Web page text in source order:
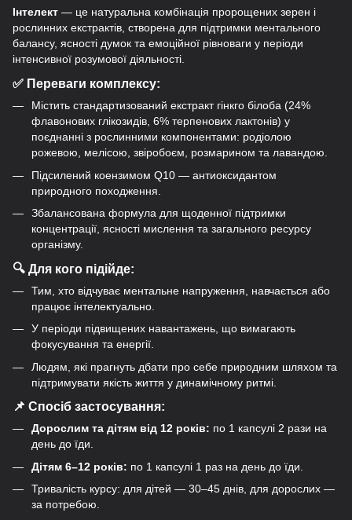
Інтелект — це натуральна комбінація пророщених зерен і
рослинних екстрактів, створена для підтримки ментального
балансу, ясності думок та емоційної рівноваги у періоди
інтенсивної розумової діяльності.
✅ Переваги комплексу:
Містить стандартизований екстракт гінкго білоба (24%
флавонових глікозидів, 6% терпенових лактонів) у
поєднанні з рослинними компонентами: родіолою
рожевою, мелісою, звіробоєм, розмарином та лавандою.
Підсилений коензимом Q10 — антиоксидантом
природного походження.
Збалансована формула для щоденної підтримки
концентрації, ясності мислення та загального ресурсу
організму.
🔍 Для кого підійде:
Тим, хто відчуває ментальне напруження, навчається або
працює інтелектуально.
У періоди підвищених навантажень, що вимагають
фокусування та енергії.
Людям, які прагнуть дбати про себе природним шляхом та
підтримувати якість життя у динамічному ритмі.
📌 Спосіб застосування:
Дорослим та дітям від 12 років: по 1 капсулі 2 рази на
день до їди.
Дітям 6–12 років: по 1 капсулі 1 раз на день до їди.
Тривалість курсу: для дітей — 30–45 днів, для дорослих —
за потребою.